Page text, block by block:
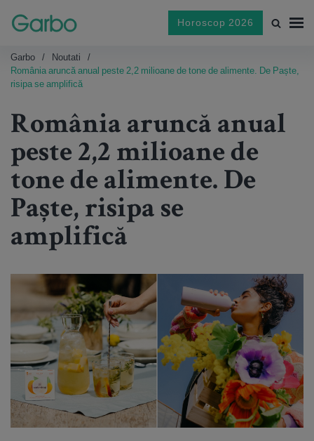
Horoscop 2026
Garbo
Noutati
România aruncă anual peste 2,2 milioane de tone de alimente. De Paște,
risipa se amplifică
România aruncă anual
peste 2,2 milioane de
tone de alimente. De
Paște, risipa se
amplifică